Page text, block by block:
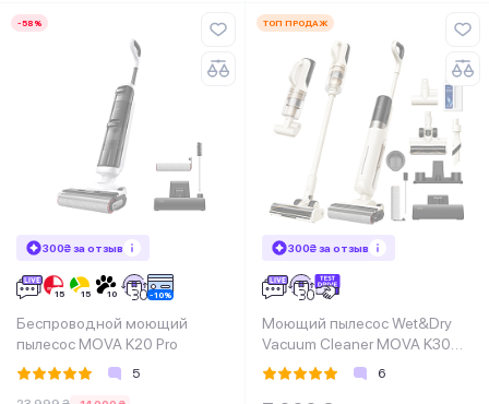
-58%
300₴ за отзыв
Беспроводной моющий
пылесос MOVA K20 Pro
5
ТОП ПРОДАЖ
300₴ за отзыв
Моющий пылесос Wet&Dry
Vacuum Cleaner MOVA K30
Mix - TestDrive
6